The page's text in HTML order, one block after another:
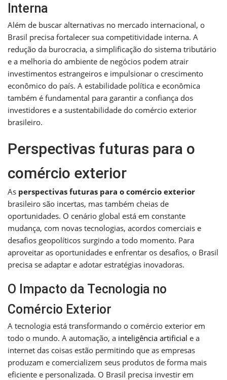
Interna
Além de buscar alternativas no mercado internacional, o
Brasil precisa fortalecer sua competitividade interna. A
redução da burocracia, a simplificação do sistema tributário
e a melhoria do ambiente de negócios podem atrair
investimentos estrangeiros e impulsionar o crescimento
econômico do país. A estabilidade política e econômica
também é fundamental para garantir a confiança dos
investidores e a sustentabilidade do comércio exterior
brasileiro.
Perspectivas futuras para o
comércio exterior
As perspectivas futuras para o comércio exterior
brasileiro são incertas, mas também cheias de
oportunidades. O cenário global está em constante
mudança, com novas tecnologias, acordos comerciais e
desafios geopolíticos surgindo a todo momento. Para
aproveitar as oportunidades e enfrentar os desafios, o Brasil
precisa se adaptar e adotar estratégias inovadoras.
O Impacto da Tecnologia no
Comércio Exterior
A tecnologia está transformando o comércio exterior em
todo o mundo. A automação, a inteligência artificial e a
internet das coisas estão permitindo que as empresas
produzam e comercializem seus produtos de forma mais
eficiente e personalizada. O Brasil precisa investir em